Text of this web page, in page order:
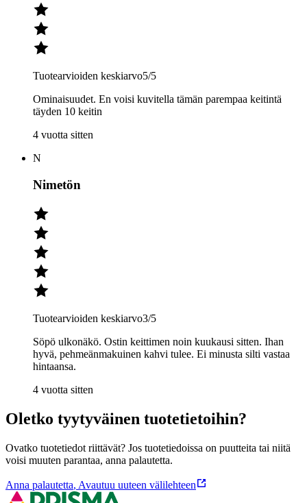
Tuotearvioiden keskiarvo5/5
Ominaisuudet. En voisi kuvitella tämän parempaa keitintä
täyden 10 keitin
4 vuotta sitten
N
Nimetön
Tuotearvioiden keskiarvo3/5
Söpö ulkonäkö. Ostin keittimen noin kuukausi sitten. Ihan
hyvä, pehmeänmakuinen kahvi tulee. Ei minusta silti vastaa
hintaansa.
4 vuotta sitten
Oletko tyytyväinen tuotetietoihin?
Ovatko tuotetiedot riittävät? Jos tuotetiedoissa on puutteita tai niitä
voisi muuten parantaa, anna palautetta.
Anna palautetta, Avautuu uuteen välilehteen